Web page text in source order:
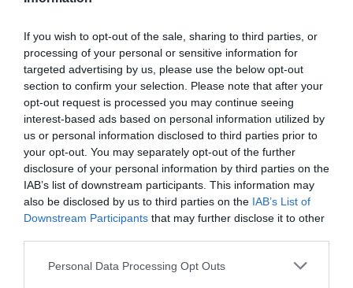
If you wish to opt-out of the sale, sharing to third parties, or
processing of your personal or sensitive information for
targeted advertising by us, please use the below opt-out
section to confirm your selection. Please note that after your
opt-out request is processed you may continue seeing
interest-based ads based on personal information utilized by
us or personal information disclosed to third parties prior to
your opt-out. You may separately opt-out of the further
disclosure of your personal information by third parties on the
IAB’s list of downstream participants. This information may
also be disclosed by us to third parties on the IAB’s List of
Downstream Participants that may further disclose it to other
Personal Data Processing Opt Outs
La integración de la app con otras plataformas de
entrenamiento como Strava, Apple Health, Health
Connect o Firebird le permite
acceder a los datos de
actividad deportivade un mayor volumen de usuarios.
Una información clave a la hora de crearsmart cities
que tengan en cuenta los hábitos deportivos de sus
ciudadanos a la hora de planificar los espacios
deportivos. Ahí entra en juego el Wellk Space, el tercer
producto de lastart up.
Esta división se nutre de la
incorpora cadaadministraciónsobre laoferta
disponibley losdatos de uso deportivopara conocer
femenino suele evitar algunas zonas cuando sale a